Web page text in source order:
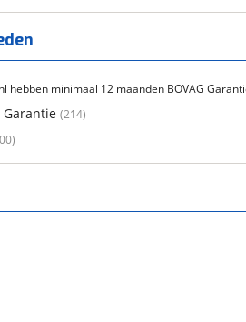
hebben minimaal 12 maanden BOVAG
Garantie (214)
)